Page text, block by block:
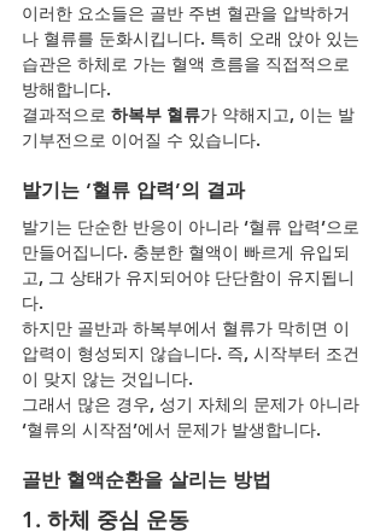
이러한 요소들은 골반 주변 혈관을 압박하거
나 혈류를 둔화시킵니다. 특히 오래 앉아 있는
습관은 하체로 가는 혈액 흐름을 직접적으로
방해합니다.
결과적으로 하복부 혈류가 약해지고, 이는 발
기부전으로 이어질 수 있습니다.
발기는 ‘혈류 압력’의 결과
발기는 단순한 반응이 아니라 ‘혈류 압력’으로
만들어집니다. 충분한 혈액이 빠르게 유입되
고, 그 상태가 유지되어야 단단함이 유지됩니
다.
하지만 골반과 하복부에서 혈류가 막히면 이
압력이 형성되지 않습니다. 즉, 시작부터 조건
이 맞지 않는 것입니다.
그래서 많은 경우, 성기 자체의 문제가 아니라
‘혈류의 시작점’에서 문제가 발생합니다.
골반 혈액순환을 살리는 방법
1. 하체 중심 운동